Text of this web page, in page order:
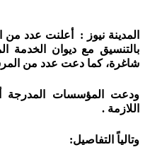
المدينة نيوز : أعلنت عدد من
بالتنسيق مع ديوان الخدمة
شاغرة، كما دعت عدد من
ودعت المؤسسات المدرجة
اللازمة .
وتالياً التفاصيل: